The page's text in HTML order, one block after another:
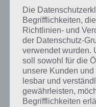
Mit über 1 Million
erfolgreicheren. Nervig ist
mit unserer Lösung auch
weiterkommst.
[index]
Sollte die dargestellte
gerne in den
Die
Begrifflichkeiten,
Richtlinien- und
der Datenschutz-
verwendet wurden.
soll sowohl für die
unsere Kunden
lesbar und
gewährleisten,
Begrifflichkeiten